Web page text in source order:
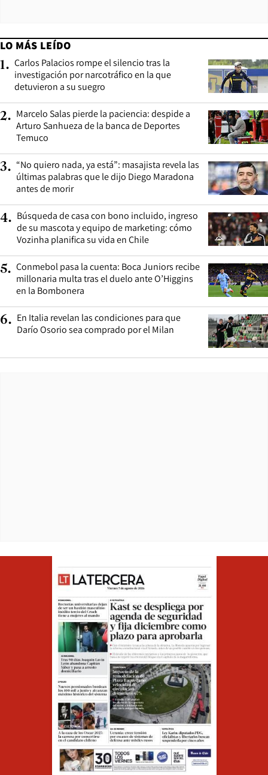
LO MÁS LEÍDO
1. Carlos Palacios rompe el silencio tras la
investigación por narcotráfico en la que
detuvieron a su suegro
2. Marcelo Salas pierde la paciencia: despide a
Arturo Sanhueza de la banca de Deportes
Temuco
3. “No quiero nada, ya está”: masajista revela las
últimas palabras que le dijo Diego Maradona
antes de morir
4. Búsqueda de casa con bono incluido, ingreso
de su mascota y equipo de marketing: cómo
Vozinha planifica su vida en Chile
5. Conmebol pasa la cuenta: Boca Juniors recibe
millonaria multa tras el duelo ante O’Higgins
en la Bombonera
6. En Italia revelan las condiciones para que
Darío Osorio sea comprado por el Milan